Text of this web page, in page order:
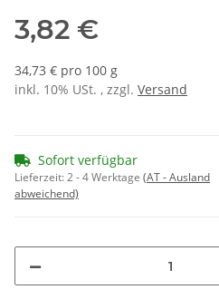
3,82 €
34,73 € pro 100 g
inkl. 10% USt. , zzgl. Versand
Sofort verfügbar
Lieferzeit:2 - 4 Werktage (AT - Ausland
abweichend)